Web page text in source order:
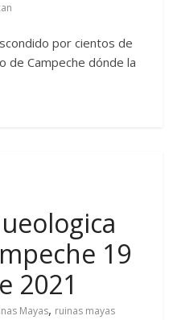
por cientos de
de Campeche dónde la
19
2021
Mayas, ruinas mayas